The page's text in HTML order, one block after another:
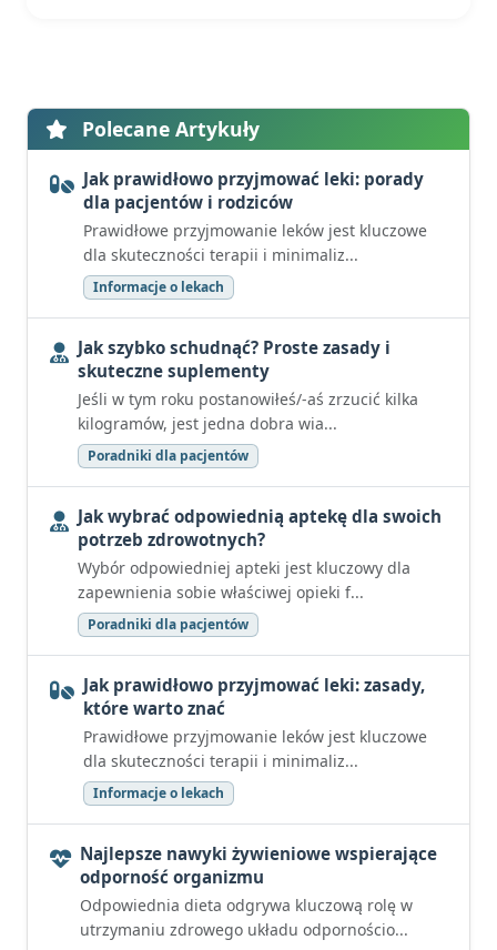
Polecane Artykuły
Jak prawidłowo przyjmować leki: porady
dla pacjentów i rodziców
Prawidłowe przyjmowanie leków jest kluczowe
dla skuteczności terapii i minimaliz...
Informacje o lekach
Jak szybko schudnąć? Proste zasady i
skuteczne suplementy
Jeśli w tym roku postanowiłeś/-aś zrzucić kilka
kilogramów, jest jedna dobra wia...
Poradniki dla pacjentów
Jak wybrać odpowiednią aptekę dla swoich
potrzeb zdrowotnych?
Wybór odpowiedniej apteki jest kluczowy dla
zapewnienia sobie właściwej opieki f...
Poradniki dla pacjentów
Jak prawidłowo przyjmować leki: zasady,
które warto znać
Prawidłowe przyjmowanie leków jest kluczowe
dla skuteczności terapii i minimaliz...
Informacje o lekach
Najlepsze nawyki żywieniowe wspierające
odporność organizmu
Odpowiednia dieta odgrywa kluczową rolę w
utrzymaniu zdrowego układu odpornościo...